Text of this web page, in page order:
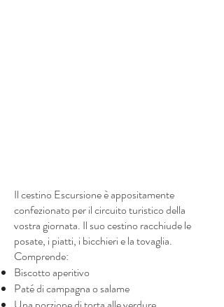
Il cestino Escursione è appositamente
confezionato per il circuito turistico della
vostra giornata. Il suo cestino racchiude le
posate, i piatti, i bicchieri e la tovaglia.
Comprende:
Biscotto aperitivo
Paté di campagna o salame